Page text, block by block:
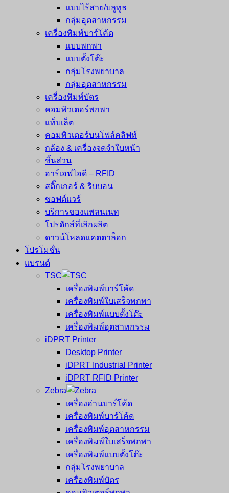
แบบไร้สาย/บลูทูธ
กลุ่มอุตสาหกรรม
เครื่องพิมพ์บาร์โค้ด
แบบพกพา
แบบตั้งโต๊ะ
กลุ่มโรงพยาบาล
กลุ่มอุตสาหกรรม
เครื่องพิมพ์บัตร
คอมพิวเตอร์พกพา
แท็บเล็ต
คอมพิวเตอร์บนโฟล์คลิฟท์
กล้อง & เครื่องจดจำใบหน้า
ชิ้นส่วน
อาร์เอฟไอดี – RFID
สติ๊กเกอร์ & ริบบอน
ซอฟต์แวร์
บริการของแพลนเนท
โปรดักส์ที่เลิกผลิต
ดาวน์โหลดแคตตาล็อก
โปรโมชั่น
แบรนด์
TSC
เครื่องพิมพ์บาร์โค้ด
เครื่องพิมพ์ใบเสร็จพกพา
เครื่องพิมพ์แบบตั้งโต๊ะ
เครื่องพิมพ์อุตสาหกรรม
iDPRT Printer
Desktop Printer
iDPRT Industrial Printer
iDPRT RFID Printer
Zebra
เครื่องอ่านบาร์โค้ด
เครื่องพิมพ์บาร์โค้ด
เครื่องพิมพ์อุตสาหกรรม
เครื่องพิมพ์ใบเสร็จพกพา
เครื่องพิมพ์แบบตั้งโต๊ะ
กลุ่มโรงพยาบาล
เครื่องพิมพ์บัตร